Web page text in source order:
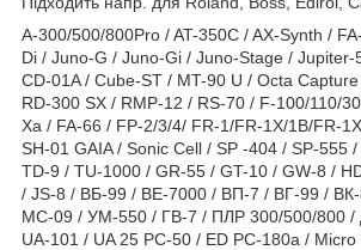
A-300/500/800Pro / AT-350C / AX-Synth /
Di / Juno-G / Juno-Gi / Juno-Stage /
CD-01A / Cube-ST / MT-90 U / Octa
RD-300 SX / RMP-12 / RS-70 / F-100/110/
Xa / FA-66 / FP-2/3/4/ FR-1/FR-1X/1B/FR-
SH-01 GAIA / Sonic Cell / SP -404 / SP-555
TD-9 / TU-1000 / GR-55 / GT-10 / GW-8 /
/ JS-8 / ВБ-99 / ВЕ-7000 / ВП-7 / ВГ-99 /
МС-09 / УМ-550 / ГВ-7 / ПЛР 300/500/800 /
UA-101 / UA 25 PC-50 / ED PC-180a /